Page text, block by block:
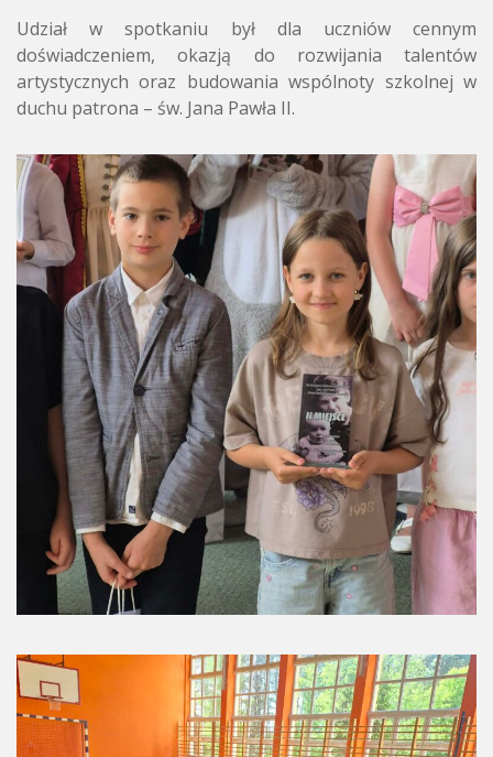
Udział w spotkaniu był dla uczniów cennym
doświadczeniem, okazją do rozwijania talentów
artystycznych oraz budowania wspólnoty szkolnej w
duchu patrona – św. Jana Pawła II.